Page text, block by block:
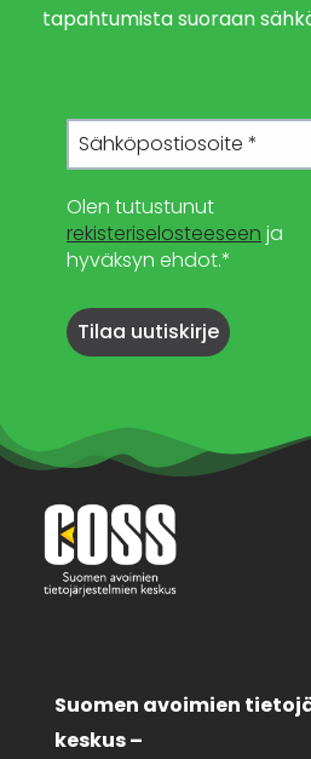
tapahtumista suoraan
Olen tutustunut
rekisteriselosteeseen ja
hyväksyn ehdot.*
Suomen avoimien
keskus –